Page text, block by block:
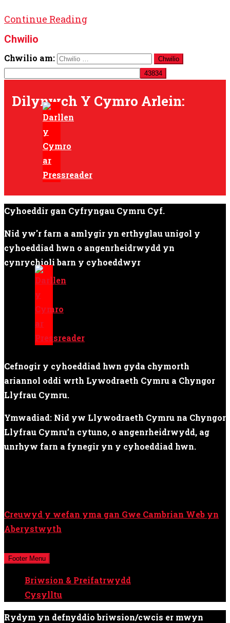
Continue Reading
Chwilio
Chwilio am:
Dilynwch Y Cymro Arlein:
Cyhoeddir gan Cyfryngau Cymru Cyf.
Nid yw'r farn a amlygir yn erthyglau unigol y
cyhoeddiad hwn o angenrheidrwydd yn
cynrychioli barn y cyhoeddwyr
Cefnogir y cyhoeddiad hwn gyda chymorth
ariannol oddi wrth Lywodraeth Cymru a Chyngor
Llyfrau Cymru.
Ymwadiad: Nid yw Llywodraeth Cymru na Chyngor
Llyfrau Cymru’n cytuno, o angenrheidrwydd, ag
unrhyw farn a fynegir yn y cyhoeddiad hwn.
Creuwyd y wefan yma gan Gwe Cambrian Web yn
Aberystwyth
Footer Menu
Briwsion & Preifatrwydd
Cysylltu
Rydym yn defnyddio briwsion/cwcis er mwyn